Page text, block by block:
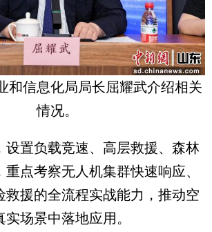
和信息化局局长屈耀武介绍相关
情况。
置负载竞速、高层救援、森林
点考察无人机集群快速响应、
救援的全流程实战能力，推动空
场景中落地应用。